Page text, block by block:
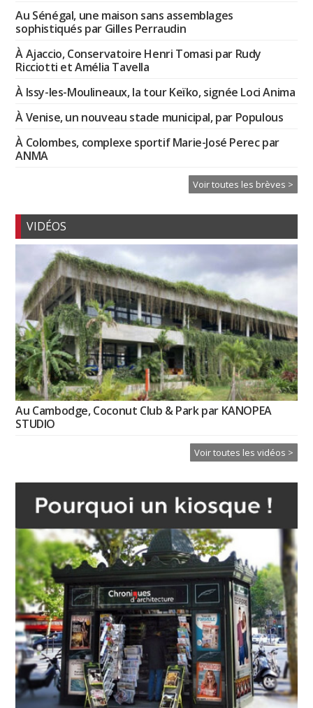
Au Sénégal, une maison sans assemblages
sophistiqués par Gilles Perraudin
À Ajaccio, Conservatoire Henri Tomasi par Rudy
Ricciotti et Amélia Tavella
À Issy-les-Moulineaux, la tour Keïko, signée Loci Anima
À Venise, un nouveau stade municipal, par Populous
À Colombes, complexe sportif Marie-José Perec par
ANMA
Voir toutes les brèves >
VIDÉOS
Au Cambodge, Coconut Club & Park par KANOPEA
STUDIO
Voir toutes les vidéos >